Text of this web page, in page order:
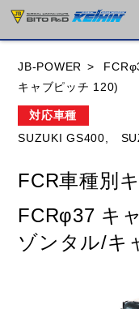
車種検索
HONDA
KAWASAKI
HUSQVANA
TRIUMPH
JB-POWER
キャブピッチ 120)
対応車種
SUZUKI GS400,
FCR車種別
FCRφ37 キ
ゾンタル/キ